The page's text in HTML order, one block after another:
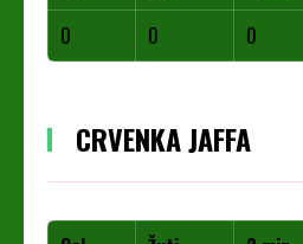
0
0 0
CRVENKA JAFFA